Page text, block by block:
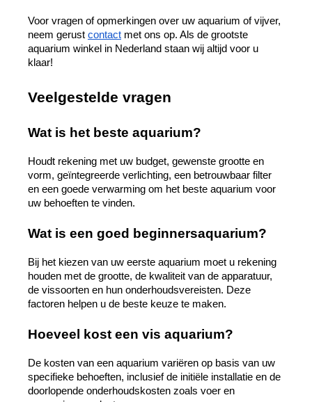
Voor vragen of opmerkingen over uw aquarium of vijver,
neem gerust contact met ons op. Als de grootste
aquarium winkel in Nederland staan wij altijd voor u
klaar!
Veelgestelde vragen
Wat is het beste aquarium?
Houdt rekening met uw budget, gewenste grootte en
vorm, geïntegreerde verlichting, een betrouwbaar filter
en een goede verwarming om het beste aquarium voor
uw behoeften te vinden.
Wat is een goed beginnersaquarium?
Bij het kiezen van uw eerste aquarium moet u rekening
houden met de grootte, de kwaliteit van de apparatuur,
de vissoorten en hun onderhoudsvereisten. Deze
factoren helpen u de beste keuze te maken.
Hoeveel kost een vis aquarium?
De kosten van een aquarium variëren op basis van uw
specifieke behoeften, inclusief de initiële installatie en de
doorlopende onderhoudskosten zoals voer en